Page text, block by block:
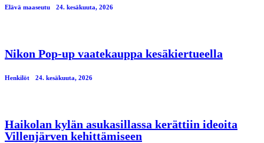
Elävä maaseutu 24. kesäkuuta, 2026
Nikon Pop-up vaatekauppa kesäkiertueella
Henkilöt 24. kesäkuuta, 2026
Haikolan kylän asukasillassa kerättiin ideoita
Villenjärven kehittämiseen